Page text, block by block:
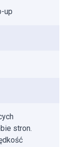
up
stron.